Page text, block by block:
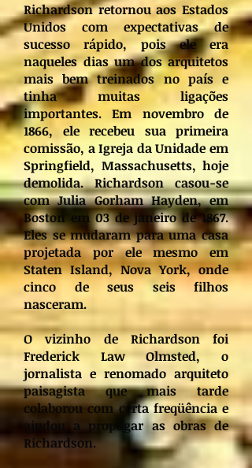
Richardson retornou aos Estados
Unidos com expectativas de
sucesso rápido, pois ele era
naqueles dias um dos arquitetos
mais bem treinados no país e
tinha muitas ligações
importantes. Em novembro de
1866, ele recebeu sua primeira
comissão, a Igreja da Unidade em
Springfield, Massachusetts, hoje
demolida. Richardson casou-se
com Julia Gorham Hayden, em
Boston em 03 de janeiro de 1867.
Eles se mudaram para uma casa
projetada por ele mesmo em
Staten Island, Nova York, onde
cinco de seus seis filhos
nasceram.
O vizinho de Richardson foi
Frederick Law Olmsted, o
jornalista e renomado arquiteto
paisagista que mais tarde
colaborou com certa freqüência e
ajudou a propagar as obras de
Richardson.